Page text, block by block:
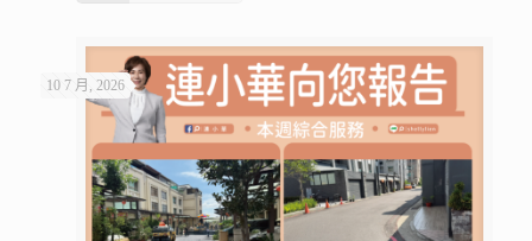
10 7 月, 2026